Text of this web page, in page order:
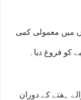
میں معمولی کمی
کو فروغ دیا۔
ہونے والے ہفتے کے دوران